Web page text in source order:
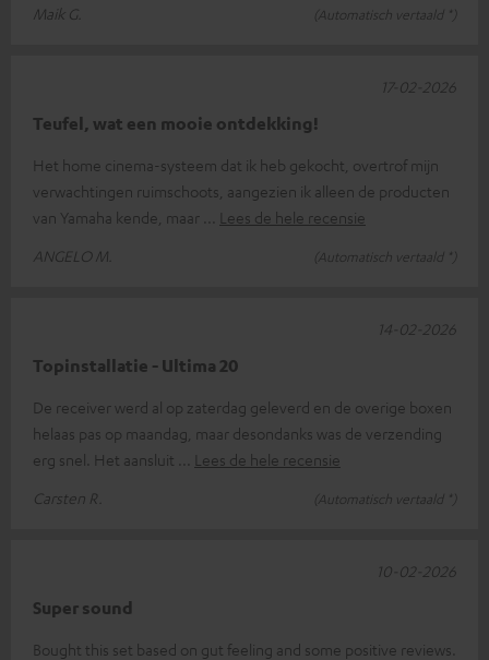
Maik G.
(Automatisch vertaald *)
Teufel, wat een mooie ontdekking!
Het home cinema-systeem dat ik heb gekocht, overtrof mijn
verwachtingen ruimschoots, aangezien ik alleen de producten
van Yamaha kende, maar
Lees de hele recensie
ANGELO M.
(Automatisch vertaald *)
17-02-2026
Topinstallatie - Ultima 20
De receiver werd al op zaterdag geleverd en de overige boxen
helaas pas op maandag, maar desondanks was de verzending
erg snel. Het aansluit
Lees de hele recensie
Carsten R.
(Automatisch vertaald *)
14-02-2026
Super sound
Bought this set based on gut feeling and some positive reviews.
10-02-2026